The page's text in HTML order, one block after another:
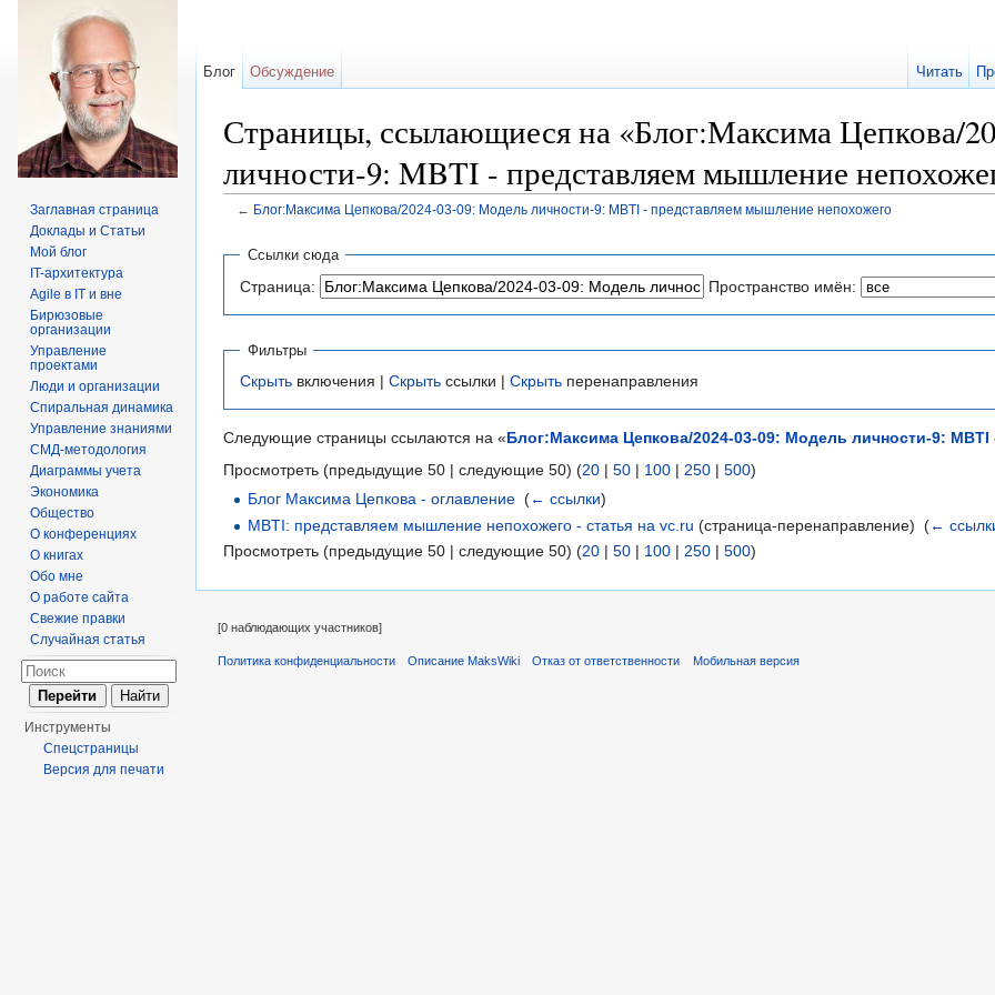
Страницы, ссылающиеся на «Блог:Максима Цепкова/
личности-9: MBTI - представляем мышление
← Блог:Максима Цепкова/2024-03-09: Модель личности-9: MBTI - представляем мышление непохожего
Ссылки сюда
Страница: Пространство имён:
Фильтры
Скрыть включения | Скрыть ссылки | Скрыть перенаправления
Следующие страницы ссылаются на «Блог:Максима Цепкова/2024-03-09: Модель личности-9:
Просмотреть (предыдущие 50 | следующие 50) (20 | 50 | 100 | 250 | 500)
Блог Максима Цепкова - оглавление (← ссылки)
MBTI: представляем мышление непохожего - статья на vc.ru (страница-перенаправление) ‎ (←
Просмотреть (предыдущие 50 | следующие 50) (20 | 50 | 100 | 250 | 500)
Блог Обсуждение Читать
Заглавная страница
Доклады и Статьи
Мой блог
IT-архитектура
Agile в IT и вне
Бирюзовые
организации
Управление
проектами
Люди и организации
Спиральная динамика
Управление знаниями
СМД-методология
Диаграммы учета
Экономика
Общество
О конференциях
О книгах
Обо мне
О работе сайта
Свежие правки
Случайная статья
Инструменты
Спецстраницы
Версия для печати
[0 наблюдающих участников]
Политика конфиденциальности Описание MaksWiki Отказ от ответственности Мобильная версия